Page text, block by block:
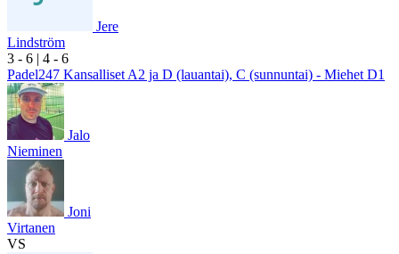
Jere
Lindström
3 - 6 | 4 - 6
Padel247 Kansalliset A2 ja D (lauantai), C (sunnuntai) - Miehet D1
Jalo
Nieminen
Joni
Virtanen
VS